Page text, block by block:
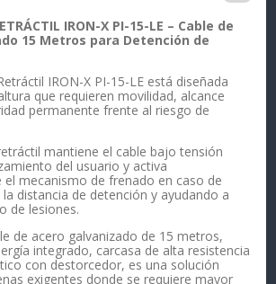
IRON-X PI-15-LE – Cable de
15 Metros para Detención de
IRON-X PI-15-LE está diseñada
que requieren movilidad, alcance
permanente frente al riesgo de
mantiene el cable bajo tensión
del usuario y activa
mecanismo de frenado en caso de
distancia de detención y ayudando a
de lesiones.
de acero galvanizado de 15 metros,
integrado, carcasa de alta resistencia
con destorcedor, es una solución
exigentes donde se requiere mayor